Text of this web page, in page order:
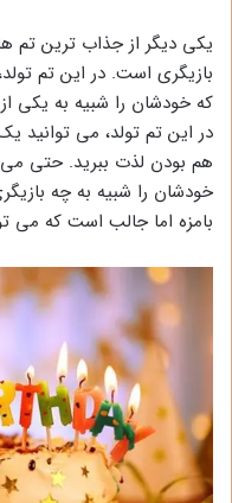
یکی دیگر از جذاب ترین تم
بازیگری است. در این تم
که خودشان را شبیه به یکی از
در این تم تولد، می توانید
هم بودن لذت ببرید. حتی می
خودشان را شبیه به چه
بامزه اما جالب است که می